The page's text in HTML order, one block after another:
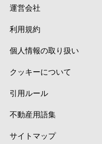
運営会社
利用規約
個人情報の取り扱い
クッキーについて
引用ルール
不動産用語集
サイトマップ